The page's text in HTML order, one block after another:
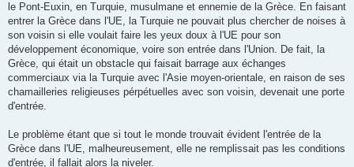
le Pont-Euxin, en Turquie, musulmane et ennemie de la Grèce. En faisant
entrer la Grèce dans l'UE, la Turquie ne pouvait plus chercher de noises à
son voisin si elle voulait faire les yeux doux à l'UE pour son
développement économique, voire son entrée dans l'Union. De fait, la
Grèce, qui était un obstacle qui faisait barrage aux échanges
commerciaux via la Turquie avec l'Asie moyen-orientale, en raison de ses
chamailleries religieuses pérpétuelles avec son voisin, devenait une porte
d'entrée.
Le problème étant que si tout le monde trouvait évident l'entrée de la
Grèce dans l'UE, malheureusement, elle ne remplissait pas les conditions
d'entrée, il fallait alors la niveler.